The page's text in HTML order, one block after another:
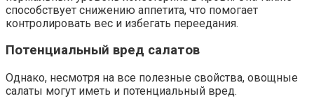
способствует снижению аппетита, что помогает
контролировать вес и избегать переедания.
Потенциальный вред салатов
Однако, несмотря на все полезные свойства, овощные
салаты могут иметь и потенциальный вред.